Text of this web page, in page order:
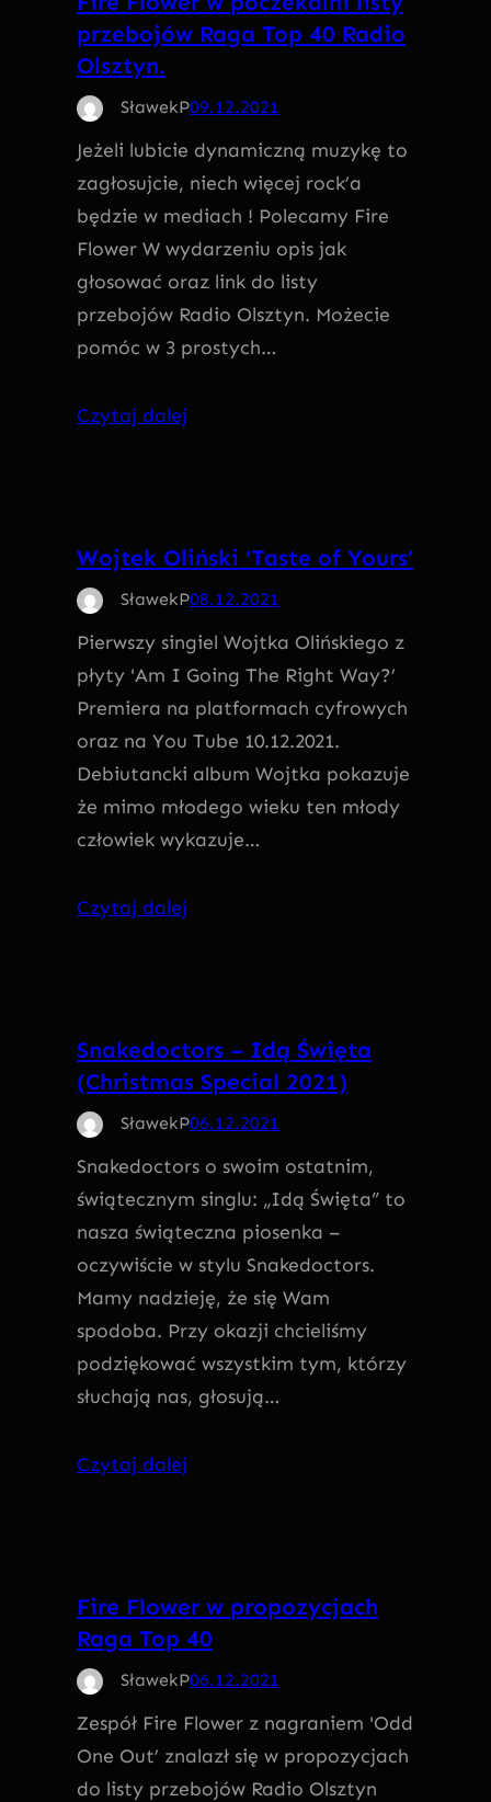
przebojów Raga Top 40 Radio
Olsztyn.
SławekP09.12.2021
Jeżeli lubicie dynamiczną muzykę to
zagłosujcie, niech więcej rock’a
będzie w mediach ! Polecamy Fire
Flower W wydarzeniu opis jak
głosować oraz link do listy
przebojów Radio Olsztyn. Możecie
pomóc w 3 prostych…
Czytaj dalej
Wojtek Oliński 'Taste of Yours’
SławekP08.12.2021
Pierwszy singiel Wojtka Olińskiego z
płyty 'Am I Going The Right Way?’
Premiera na platformach cyfrowych
oraz na You Tube 10.12.2021.
Debiutancki album Wojtka pokazuje
że mimo młodego wieku ten młody
człowiek wykazuje…
Czytaj dalej
Snakedoctors – Idą Święta
(Christmas Special 2021)
SławekP06.12.2021
Snakedoctors o swoim ostatnim,
świątecznym singlu: „Idą Święta” to
nasza świąteczna piosenka –
oczywiście w stylu Snakedoctors.
Mamy nadzieję, że się Wam
spodoba. Przy okazji chcieliśmy
podziękować wszystkim tym, którzy
słuchają nas, głosują…
Czytaj dalej
Fire Flower w propozycjach
Raga Top 40
SławekP06.12.2021
Zespół Fire Flower z nagraniem 'Odd
One Out’ znalazł się w propozycjach
do listy przebojów Radio Olsztyn